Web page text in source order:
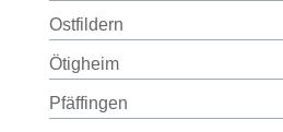
Ostfildern
Ötigheim
Pfäffingen